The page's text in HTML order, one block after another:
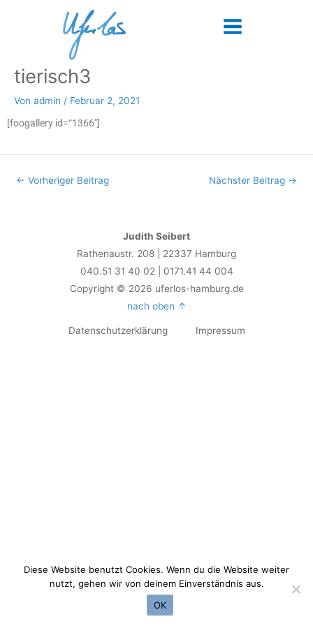
Menu
tierisch3
Von admin / Februar 2, 2021
[foogallery id=“1366″]
Post
← Vorheriger Beitrag Nächster Beitrag →
Judith Seibert
Rathenaustr. 208 | 22337 Hamburg
040.51 31 40 02 | 0171.41 44 004
Copyright © 2026 uferlos-hamburg.de
nach oben ↑
Datenschutzerklärung Impressum
Diese Website benutzt Cookies. Wenn du die Website weiter
nutzt, gehen wir von deinem Einverständnis aus.
OK